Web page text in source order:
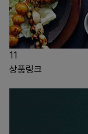
11
상품링크